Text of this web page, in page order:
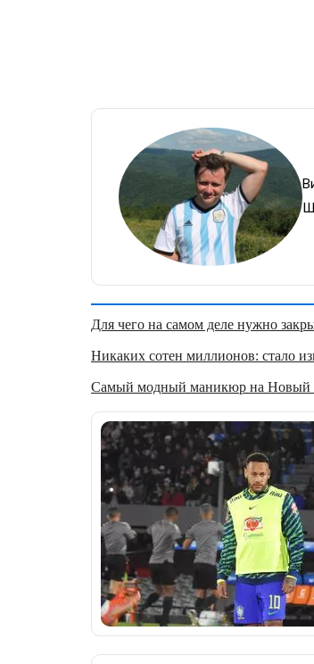
Для чего на самом деле нужно
Никаких сотен миллионов: стало
Самый модный маникюр на Новый